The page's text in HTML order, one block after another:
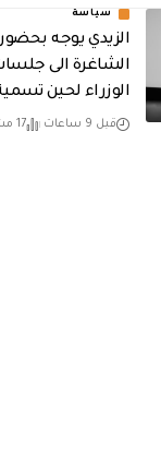
سياسة
الزيدي يوجه بحضور
الشاغرة الى
الوزراء لحين
قبل 9 ساعات 17 مشاهدات